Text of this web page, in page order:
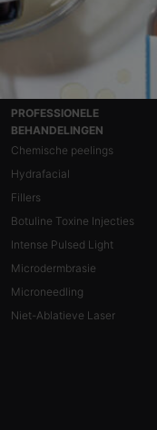
Roodheid
Gevoelige huid
PROFESSIONELE
BEHANDELINGEN
Chemische peelings
Hydrafacial
Fillers
Botuline Toxine Injecties
Intense Pulsed Light
Microdermbrasie
Microneedling
Niet-Ablatieve Laser